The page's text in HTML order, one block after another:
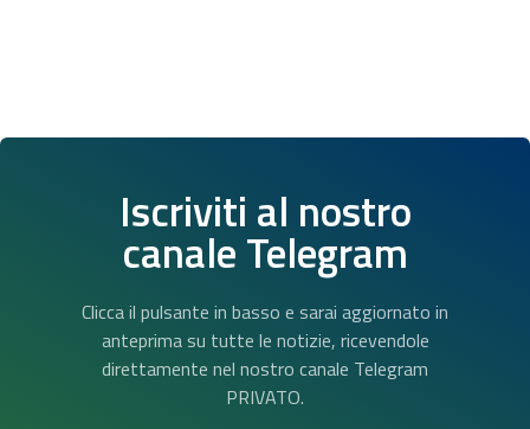
Iscriviti al nostro
canale Telegram
Clicca il pulsante in basso e sarai aggiornato in
anteprima su tutte le notizie, ricevendole
direttamente nel nostro canale Telegram
PRIVATO.